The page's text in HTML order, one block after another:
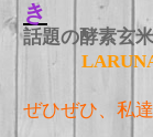
き
話題の酵素玄
ぜひぜひ、私